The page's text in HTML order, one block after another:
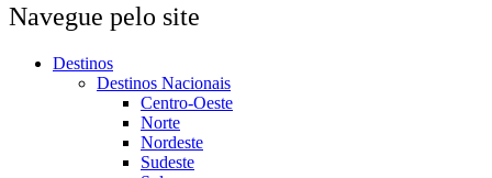
Navegue pelo site
Destinos
Destinos Nacionais
Centro-Oeste
Norte
Nordeste
Sudeste